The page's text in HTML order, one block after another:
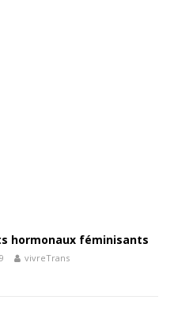
hormonaux féminisants
vivreTrans